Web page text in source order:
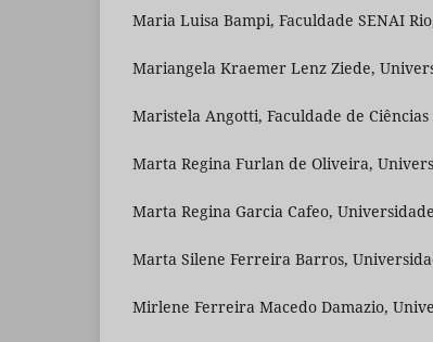
Maria Luisa Bampi, Faculdade SENAI
Mariangela Kraemer Lenz Ziede,
Maristela Angotti, Faculdade de
Marta Regina Furlan de Oliveira,
Marta Regina Garcia Cafeo,
Marta Silene Ferreira Barros,
Mirlene Ferreira Macedo Damazio,